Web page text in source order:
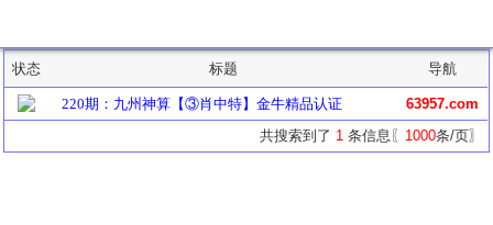
状态 标题 导航
220期：九州神算【③肖中特】金牛精品认证
63957.com
共搜索到了 1条信息〖 1000条/页〗